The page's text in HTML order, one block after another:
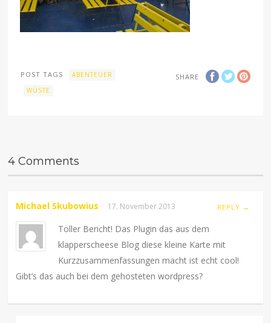
SHARE
POST TAGS
ABENTEUER
WÜSTE
4 Comments
Michael Skubowius 17. November 2013 REPLY →
Toller Bericht! Das Plugin das aus dem
klapperscheese Blog diese kleine Karte mit
Kurzzusammenfassungen macht ist echt cool!
Gibt’s das auch bei dem gehosteten wordpress?